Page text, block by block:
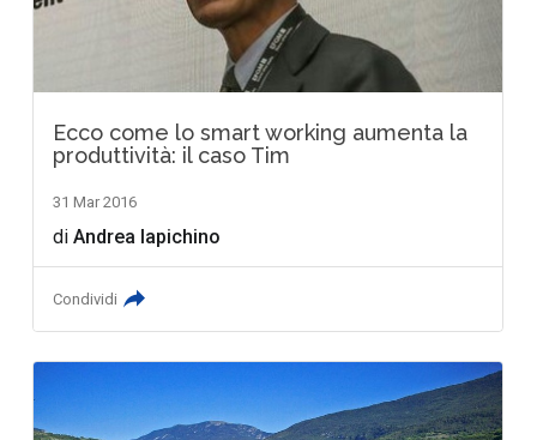
Ecco come lo smart working aumenta la
produttività: il caso Tim
31 Mar 2016
diAndrea Iapichino
Condividi